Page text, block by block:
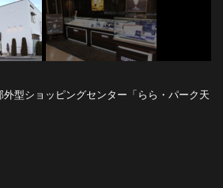
型ショッピングセンター「らら・パーク天